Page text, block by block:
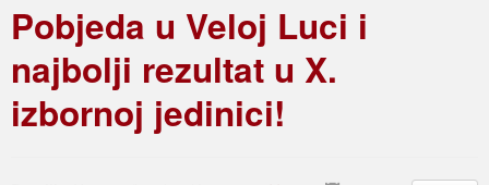
Pobjeda u Veloj Luci i
najbolji rezultat u X.
izbornoj jedinici!